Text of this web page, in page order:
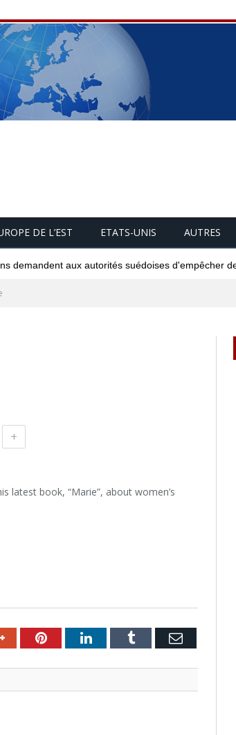
DE L’EST ETATS-UNIS AUTRES
demandent aux autorités suédoises d'empêcher
+
latest book, “Marie”, about women’s
Google+PinterestLinkedInTumblr Email